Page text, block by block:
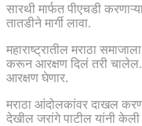
सारथी मार्फत पीएचडी करणाऱ्या
तातडीने मार्गी लावा.
महाराष्ट्रातील मराठा
करून आरक्षण दिलं तरी चालेल.
आरक्षण घेणार.
मराठा आंदोलकांवर दाखल
देखील जरांगे पाटील यांनी